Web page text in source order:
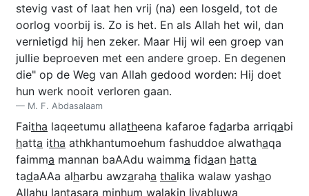
stevig vast of laat hen vrij (na) een losgeld, tot de
oorlog voorbij is. Zo is het. En als Allah het wil, dan
vernietigd hij hen zeker. Maar Hij wil een groep van
jullie beproeven met een andere groep. En degenen
die" op de Weg van Allah gedood worden: Hij doet
hun werk nooit verloren gaan.
M. F. Abdasalaam
Faitha laqeetumu allatheena kafaroe fadarba arriqabi
hatta itha athkhantumoehum fashuddoe alwathaqa
faimma mannan baAAdu waimma fidaan hatta
tadaAAa alharbu awzaraha thalika walaw yashao
Allahu lantasara minhum walakin liyabluwa